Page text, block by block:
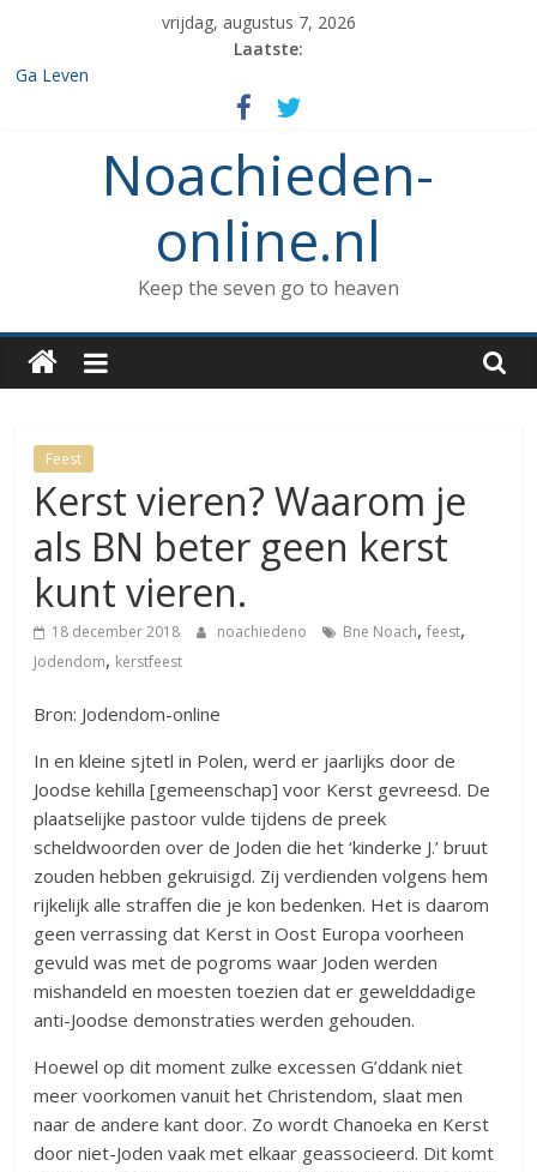
inhoud
vrijdag, augustus 7, 2026
Laatste:
Ga Leven
De de 7 geboden die aan Noach werd gegeven en het verbod op
enige vorm van rituele Sabbat rust.
Het verzamelen van dieren in de ark
Wat kunnen Noachieden lezen tijdens Tishe B’Av?
Noachieden-
online.nl
Keep the seven go to heaven
Feest
Kerst vieren? Waarom je
als BN beter geen kerst
kunt vieren.
18 december 2018 noachiedeno Bne Noach,feest,
Jodendom, kerstfeest
Bron: Jodendom-online
In en kleine sjtetl in Polen, werd er jaarlijks door de
Joodse kehilla [gemeenschap] voor Kerst gevreesd. De
plaatselijke pastoor vulde tijdens de preek
scheldwoorden over de Joden die het ‘kinderke J.’ bruut
zouden hebben gekruisigd. Zij verdienden volgens hem
rijkelijk alle straffen die je kon bedenken. Het is daarom
geen verrassing dat Kerst in Oost Europa voorheen
gevuld was met de pogroms waar Joden werden
mishandeld en moesten toezien dat er gewelddadige
anti-Joodse demonstraties werden gehouden.
Hoewel op dit moment zulke excessen G’ddank niet
meer voorkomen vanuit het Christendom, slaat men
naar de andere kant door. Zo wordt Chanoeka en Kerst
door niet-Joden vaak met elkaar geassocieerd. Dit komt